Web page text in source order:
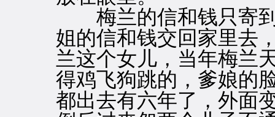
梅兰的信和钱只寄到
姐的信和钱交回家里去
兰这个女儿，当年梅兰
得鸡飞狗跳的，爹娘的
都出去有六年了，外面